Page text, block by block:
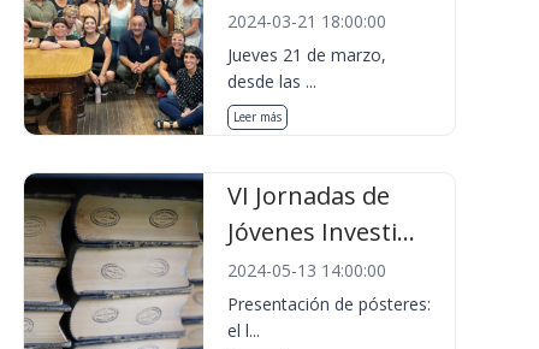
2024-03-21 18:00:00
Jueves 21 de marzo,
desde las ...
Leer más
VI Jornadas de
Jóvenes Investi...
2024-05-13 14:00:00
Presentación de pósteres:
el l...